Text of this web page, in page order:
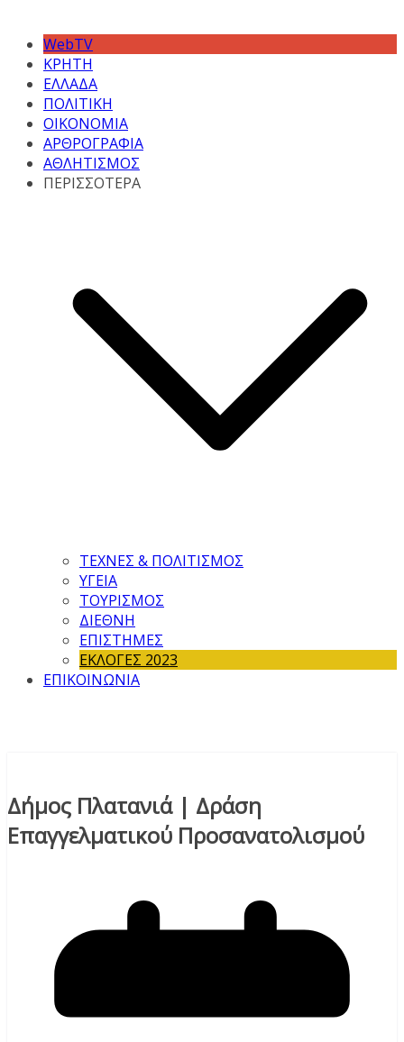
WebTV
ΚΡΗΤΗ
ΕΛΛΑΔΑ
ΠΟΛΙΤΙΚΗ
ΟΙΚΟΝΟΜΙΑ
ΑΡΘΡΟΓΡΑΦΙΑ
ΑΘΛΗΤΙΣΜΟΣ
ΠΕΡΙΣΣΟΤΕΡΑ
ΤΕΧΝΕΣ & ΠΟΛΙΤΙΣΜΟΣ
ΥΓΕΙΑ
ΤΟΥΡΙΣΜΟΣ
ΔΙΕΘΝΗ
ΕΠΙΣΤΗΜΕΣ
ΕΚΛΟΓΕΣ 2023
ΕΠΙΚΟΙΝΩΝΙΑ
Δήμος Πλατανιά | Δράση
Επαγγελματικού Προσανατολισμού